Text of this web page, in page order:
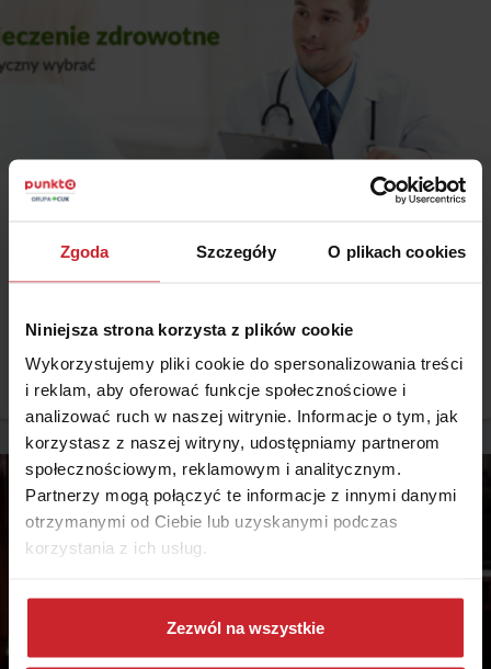
Zgoda Szczegóły O plikach cookies
Niniejsza strona korzysta z plików cookie
Wykorzystujemy pliki cookie do spersonalizowania treści
i reklam, aby oferować funkcje społecznościowe i
analizować ruch w naszej witrynie. Informacje o tym, jak
korzystasz z naszej witryny, udostępniamy partnerom
społecznościowym, reklamowym i analitycznym.
Partnerzy mogą połączyć te informacje z innymi danymi
otrzymanymi od Ciebie lub uzyskanymi podczas
korzystania z ich usług.
Dowiedz się więcej na temat tego, kim jesteśmy, jak
można się z nami skontaktować i w jaki sposób
przetwarzamy dane osobowe w ramachPolityki
Zezwól na wszystkie
Najlepsze dobrowolne ubezpieczenie zdrowotne.
dobrowolne ubezpieczenie zdrowotne. Porównywarka ubezpieczeń
Dowiedz się, które ubezpieczenie zdrowotne będzie dla Ciebie
najlepsze.
Czytaj więcej